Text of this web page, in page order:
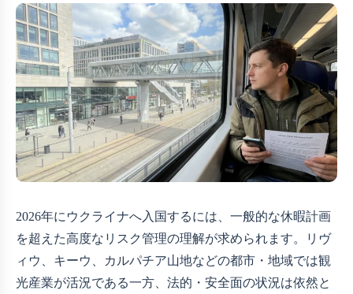
2026年にウクライナへ入国するには、一般的な休暇計画
を超えた高度なリスク管理の理解が求められます。リヴ
ィウ、キーウ、カルパチア山地などの都市・地域では観
光産業が活況である一方、法的・安全面の状況は依然と